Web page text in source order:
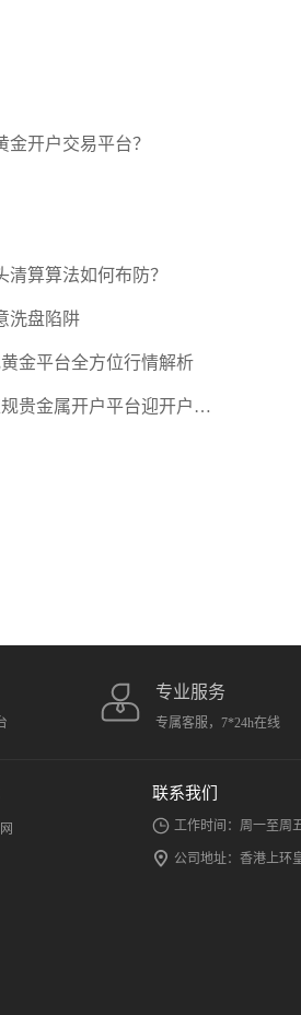
开户交易平台？
算算法如何布防？
洗盘陷阱
金平台全方位行情解析
贵金属开户平台迎开户热
专业服务
专属客服，7*24h在线
联系我们
工作时间：周一至周
公司地址：香港上环